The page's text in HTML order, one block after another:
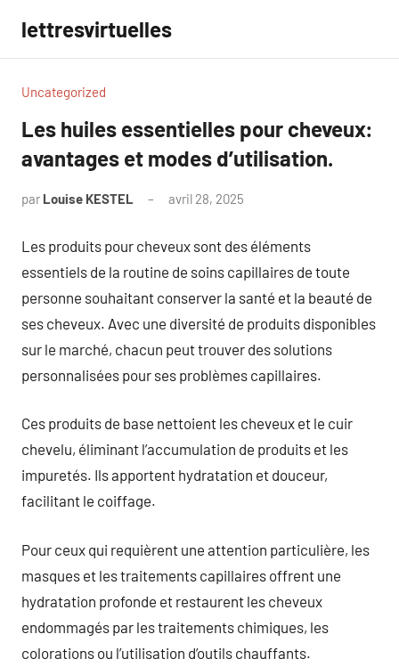
contenu
lettresvirtuelles
Uncategorized
Les huiles essentielles pour cheveux:
avantages et modes d’utilisation.
par Louise KESTEL avril 28, 2025
Les produits pour cheveux sont des éléments
essentiels de la routine de soins capillaires de toute
personne souhaitant conserver la santé et la beauté de
ses cheveux. Avec une diversité de produits disponibles
sur le marché, chacun peut trouver des solutions
personnalisées pour ses problèmes capillaires.
Ces produits de base nettoient les cheveux et le cuir
chevelu, éliminant l’accumulation de produits et les
impuretés. Ils apportent hydratation et douceur,
facilitant le coiffage.
Pour ceux qui requièrent une attention particulière, les
masques et les traitements capillaires offrent une
hydratation profonde et restaurent les cheveux
endommagés par les traitements chimiques, les
colorations ou l’utilisation d’outils chauffants.